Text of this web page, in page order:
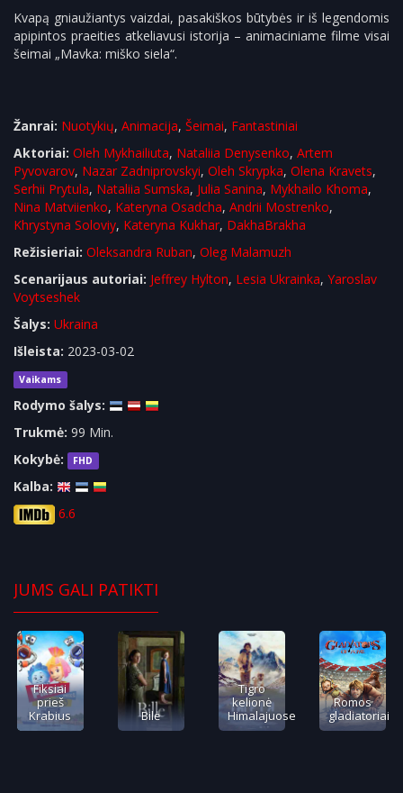
Kvapą gniaužiantys vaizdai, pasakiškos būtybės ir iš legendomis
apipintos praeities atkeliavusi istorija – animaciniame filme visai
šeimai „Mavka: miško siela“.
Žanrai: Nuotykių, Animacija, Šeimai, Fantastiniai
Aktoriai: Oleh Mykhailiuta, Nataliia Denysenko, Artem
Pyvovarov, Nazar Zadniprovskyi, Oleh Skrypka, Olena Kravets,
Serhii Prytula, Nataliia Sumska, Julia Sanina, Mykhailo Khoma,
Nina Matviienko, Kateryna Osadcha, Andrii Mostrenko,
Khrystyna Soloviy, Kateryna Kukhar, DakhaBrakha
Režisieriai: Oleksandra Ruban, Oleg Malamuzh
Scenarijaus autoriai: Jeffrey Hylton, Lesia Ukrainka, Yaroslav
Voytseshek
Šalys: Ukraina
Išleista: 2023-03-02
Vaikams
Rodymo šalys:
Trukmė: 99 Min.
Kokybė:
FHD
Kalba:
6.6
JUMS GALI PATIKTI
Fiksiai
prieš
Krabius
Bilė
Tigro
kelionė
Himalajuose
Romos
gladiatoriai